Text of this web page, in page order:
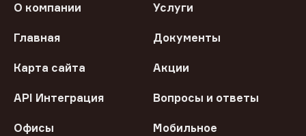
О компании Услуги
Главная Документы
Карта сайта Акции
API Интеграция Вопросы и ответы
Офисы
Мобильное